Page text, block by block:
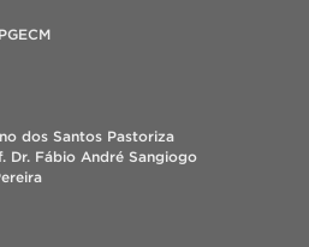
dos Santos Pastoriza
Dr. Fábio André Sangiogo